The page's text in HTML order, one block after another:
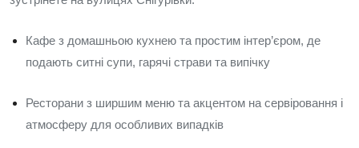
Кафе з домашньою кухнею та простим інтер’єром, де
подають ситні супи, гарячі страви та випічку
Ресторани з ширшим меню та акцентом на сервіровання і
атмосферу для особливих випадків